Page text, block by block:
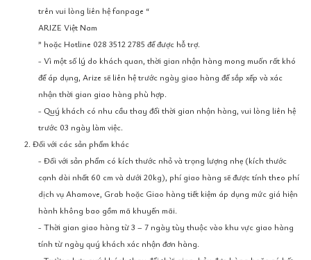
trên vui lòng liên hệ fanpage “
ARIZE Việt Nam
” hoặc Hotline 028 3512 2785 để được hỗ trợ.
- Vì một số lý do khách quan, thời gian nhận hàng mong muốn rất khó
để áp dụng, Arize sẽ liên hệ trước ngày giao hàng để sắp xếp và xác
nhận thời gian giao hàng phù hợp.
- Quý khách có nhu cầu thay đổi thời gian nhận hàng, vui lòng liên hệ
trước 03 ngày làm việc.
2. Đối với các sản phẩm khác
- Đối với sản phẩm có kích thước nhỏ và trọng lượng nhẹ (kích thước
cạnh dài nhất 60 cm và dưới 20kg), phí giao hàng sẽ được tính theo phí
dịch vụ Ahamove, Grab hoặc Giao hàng tiết kiệm áp dụng mức giá hiện
hành không bao gồm mã khuyến mãi.
- Thời gian giao hàng từ 3 – 7 ngày tùy thuộc vào khu vực giao hàng
tính từ ngày quý khách xác nhận đơn hàng.